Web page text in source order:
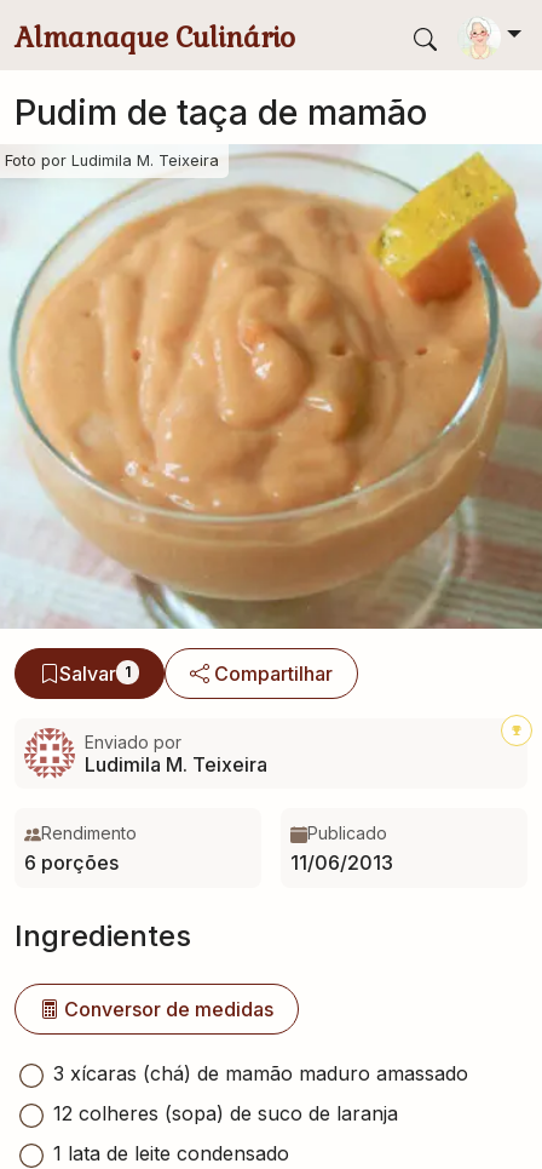
Almanaque Culinário
Pudim de taça de mamão
Foto por Ludimila M. Teixeira
Salvar 1 Compartilhar
Enviado por
Ludimila M. Teixeira
Rendimento
6 porções
Publicado
11/06/2013
Ingredientes
Conversor de medidas
3 xícaras (chá) de mamão maduro amassado
12 colheres (sopa) de suco de laranja
1 lata de leite condensado